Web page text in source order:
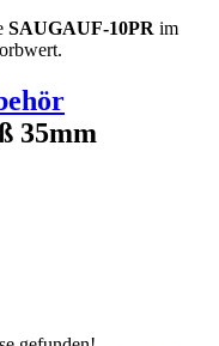
SAUGAUF-10PR im
35mm